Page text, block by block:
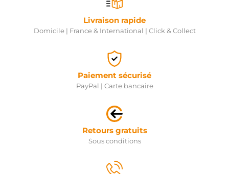
Livraison rapide
Domicile | France & International | Click & Collect
Paiement sécurisé
PayPal | Carte bancaire
Retours gratuits
Sous conditions